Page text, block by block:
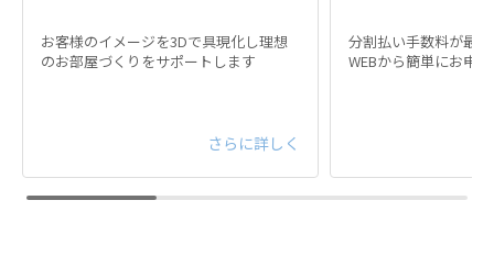
お客様のイメージを3Dで具現化し理想
のお部屋づくりをサポートします
さらに詳しく
分割払い手数料が最
WEBから簡単にお申